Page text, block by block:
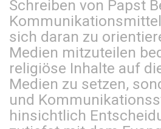
Schreiben von Papst
sich daran zu
Medien mitzuteilen
religiöse Inhalte auf
Medien zu setzen,
und
hinsichtlich